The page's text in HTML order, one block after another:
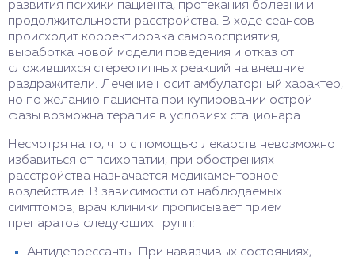
развития психики пациента, протекания болезни и
продолжительности расстройства. В ходе сеансов
происходит корректировка самовосприятия,
выработка новой модели поведения и отказ от
сложившихся стереотипных реакций на внешние
раздражители. Лечение носит амбулаторный характер,
но по желанию пациента при купировании острой
фазы возможна терапия в условиях стационара.
Несмотря на то, что с помощью лекарств невозможно
избавиться от психопатии, при обострениях
расстройства назначается медикаментозное
воздействие. В зависимости от наблюдаемых
симптомов, врач клиники прописывает прием
препаратов следующих групп:
Антидепрессанты. При навязчивых состояниях,